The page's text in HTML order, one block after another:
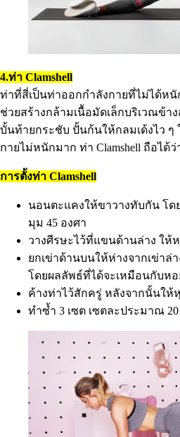
4.ท่า Clamshell
ท่าที่สี่เป็นท่าออกกำลังกายที่ไม่ได้หนั
ช่วยสร้างกล้ามเนื้อมัดเล็กบริเวณข้า
บั้นท้ายกระชับ ปั้นก้นให้กลมเด้งไว ๆ
กายไม่หนักมาก ท่า Clamshell ถือได้
การตั้งท่า Clamshell
นอนตะแคงให้ขาวางทับกัน โด
มุม 45 องศา
วางศีรษะไว้ที่แขนด้านล่าง ให้ห
ยกเข่าด้านบนให้ห่างจากเข่าล่
โดยผลลัพธ์ที่ได้จะเหมือนกับหอ
ค้างท่าไว้สักครู่ หลังจากนั้นให้
ทำซ้ำ 3 เซต เซตละประมาณ 20